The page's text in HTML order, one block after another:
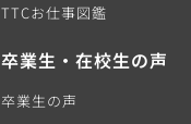
TTCお仕事図鑑
卒業生・在校生の声
卒業生の声